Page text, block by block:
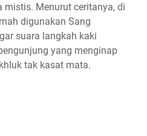
mistis. Menurut ceritanya, di
digunakan Sang
suara langkah kaki
yang menginap
tak kasat mata.